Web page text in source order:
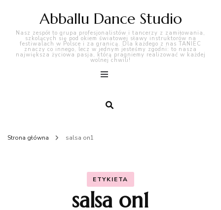
Abballu Dance Studio
Nasz zespół to grupa profesjonalistów i tancerzy z zamiłowania,
szkolących się pod okiem światowej sławy instruktorów na
festiwalach w Polsce i za granicą. Dla każdego z nas TANIEC
znaczy co innego, lecz w jednym jesteśmy zgodni: to nasza
największa życiowa pasja, którą pragniemy realizować w każdej
wolnej chwili!
Strona główna salsa on1
ETYKIETA
salsa on1